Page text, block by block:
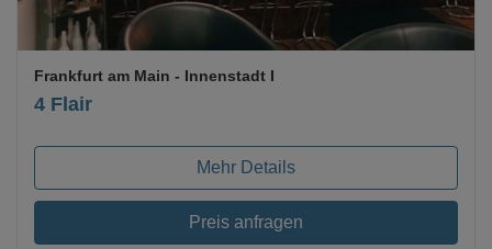
4 Flair
Frankfurt am Main - Innenstadt I
Mehr Details
Preis anfragen